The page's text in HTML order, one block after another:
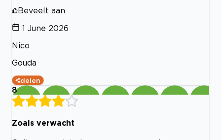
Beveelt aan
1 June 2026
Nico
Gouda
delen
8
Zoals verwacht